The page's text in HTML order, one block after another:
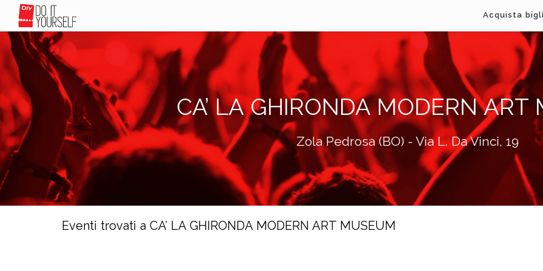
Acquista
CA’ LA GHIRONDA MODERN ART
Zola Pedrosa (BO) - Via L. Da Vinci, 19
Eventi trovati a CA’ LA GHIRONDA MODERN ART MUSEUM